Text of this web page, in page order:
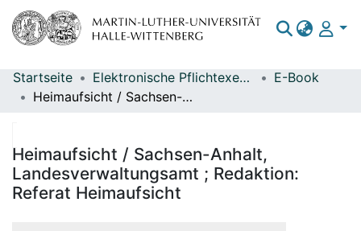
Bereiche & Sammlungen
Statistiken
Startseite Elektronische Pflichtexemplare
E-Book
Heimaufsicht / Sachsen-Anhalt, Landesverwaltungsamt ; Redaktion: Referat Heimaufsicht
Heimaufsicht / Sachsen-Anhalt,
Landesverwaltungsamt ; Redaktion:
Referat Heimaufsicht